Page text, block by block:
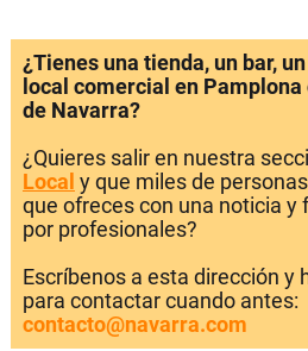
¿Tienes una tienda, un bar,
local comercial en
de Navarra?
¿Quieres salir en nuestra
Local y que miles de
que ofreces con una noticia y
por profesionales?
Escríbenos a esta dirección y
para contactar cuando antes:
contacto@navarra.com